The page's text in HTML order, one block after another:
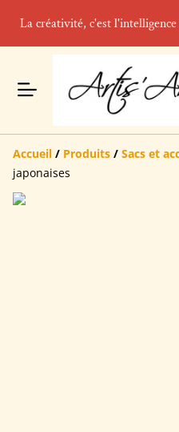
La créativité, c'est
Accueil / Produits / Sacs et
japonaises